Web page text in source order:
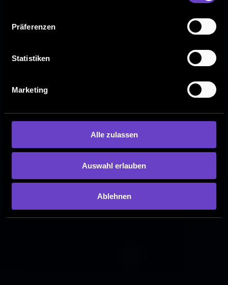
Präferenzen
Statistiken
Marketing
Alle zulassen
Auswahl erlauben
Ablehnen